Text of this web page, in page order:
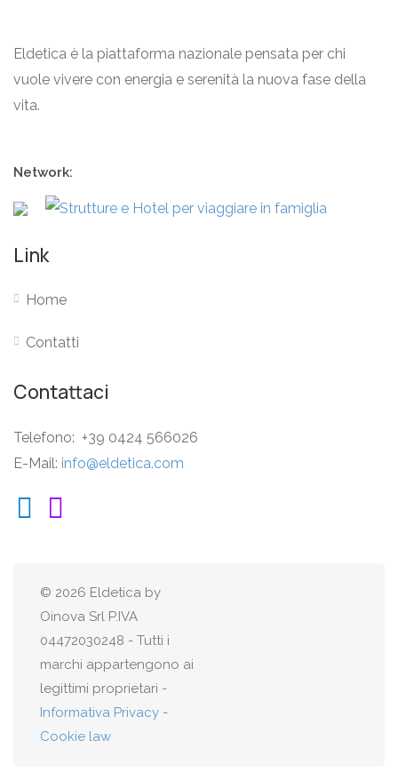
Eldetica è la piattaforma nazionale pensata per chi
vuole vivere con energia e serenità la nuova fase della
vita.
Network:
Link
Home
Contatti
Contattaci
Telefono: +39 0424 566026
E-Mail: info@eldetica.com
© 2026 Eldetica by
Oinova Srl P.IVA
04472030248 - Tutti i
marchi appartengono ai
legittimi proprietari -
Informativa Privacy -
Cookie law